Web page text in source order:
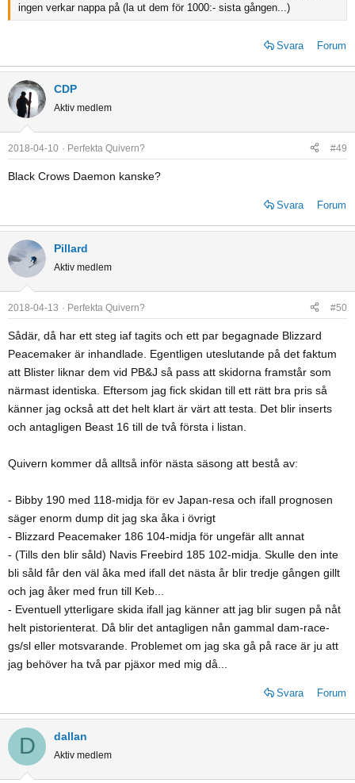
ingen verkar nappa på (la ut dem för 1000:- sista gången...)
Svara Forum
CDP
Aktiv medlem
2018-04-10 Perfekta Quivern? #49
Black Crows Daemon kanske?
Svara Forum
Pillard
Aktiv medlem
2018-04-13 Perfekta Quivern? #50
Sådär, då har ett steg iaf tagits och ett par begagnade Blizzard
Peacemaker är inhandlade. Egentligen uteslutande på det faktum
att Blister liknar dem vid PB&J så pass att skidorna framstår som
närmast identiska. Eftersom jag fick skidan till ett rätt bra pris så
känner jag också att det helt klart är värt att testa. Det blir inserts
och antagligen Beast 16 till de två första i listan.
Quivern kommer då alltså inför nästa säsong att bestå av:
- Bibby 190 med 118-midja för ev Japan-resa och ifall prognosen
säger enorm dump dit jag ska åka i övrigt
- Blizzard Peacemaker 186 104-midja för ungefär allt annat
- (Tills den blir såld) Navis Freebird 185 102-midja. Skulle den inte
bli såld får den väl åka med ifall det nästa år blir tredje gången gillt
och jag åker med frun till Keb...
- Eventuell ytterligare skida ifall jag känner att jag blir sugen på nåt
helt pistorienterat. Då blir det antagligen nån gammal dam-race-
gs/sl eller motsvarande. Problemet om jag ska gå på race är ju att
jag behöver ha två par pjäxor med mig då...
Svara Forum
D dallan
Aktiv medlem